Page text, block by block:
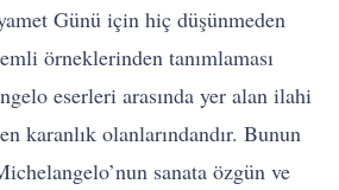
Günü için hiç düşünmeden
örneklerinden tanımlaması
eserleri arasında yer alan ilahi
karanlık olanlarındandır. Bunun
sanata özgün ve